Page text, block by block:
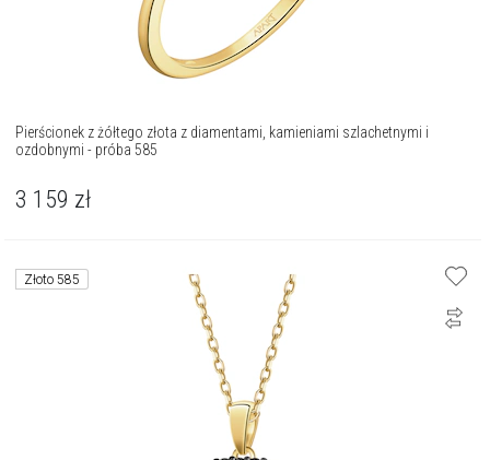
Pierścionek z żółtego złota z diamentami, kamieniami szlachetnymi i
ozdobnymi - próba 585
3 159 zł
Złoto 585